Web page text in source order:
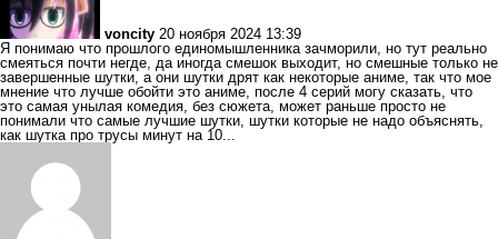
voncity 20 ноября 2024 13:39
Я понимаю что прошлого единомышленника зачморили, но тут реально
смеяться почти негде, да иногда смешок выходит, но смешные только не
завершенные шутки, а они шутки дрят как некоторые аниме, так что мое
мнение что лучше обойти это аниме, после 4 серий могу сказать, что
это самая унылая комедия, без сюжета, может раньше просто не
понимали что самые лучшие шутки, шутки которые не надо объяснять,
как шутка про трусы минут на 10...